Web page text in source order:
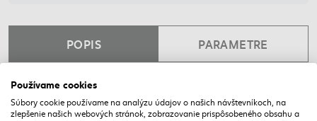
POPIS PARAMETRE
NAPOSLEDY NAVŠTÍVENÉ
Používame cookies
Súbory cookie používame na analýzu údajov o našich návštevníkoch, na
zlepšenie našich webových stránok, zobrazovanie prispôsobeného obsahu a